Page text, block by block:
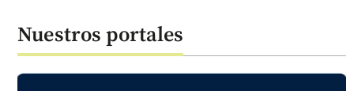
Nuestros portales